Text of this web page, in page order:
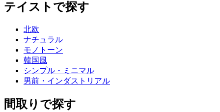
テイストで探す
北欧
ナチュラル
モノトーン
韓国風
シンプル・ミニマル
男前・インダストリアル
間取りで探す